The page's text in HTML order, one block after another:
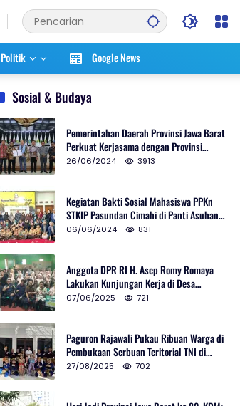
Politik Google News
Sosial & Budaya
Pemerintahan Daerah Provinsi Jawa Barat
Perkuat Kerjasama dengan Provinsi
Chungcheongnam Do Korea Selatan
26/06/2024 3913
Kegiatan Bakti Sosial Mahasiswa PPKn
STKIP Pasundan Cimahi di Panti Asuhan
Ulul Azmi Kota Cimahi
06/06/2024 831
Anggota DPR RI H. Asep Romy Romaya
Lakukan Kunjungan Kerja di Desa
Patrolsari
07/06/2025 721
Paguron Rajawali Pukau Ribuan Warga di
Pembukaan Serbuan Teritorial TNI di
Cibatu
27/08/2025 702